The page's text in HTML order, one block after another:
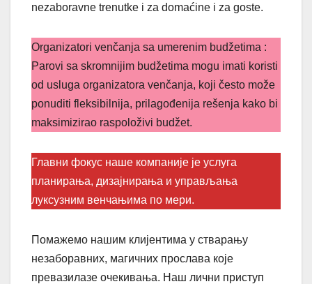
nezaboravne trenutke i za domaćine i za goste.
Organizatori venčanja sa umerenim budžetima :
Parovi sa skromnijim budžetima mogu imati koristi
od usluga organizatora venčanja, koji često može
ponuditi fleksibilnija, prilagođenija rešenja kako bi
maksimizirao raspoloživi budžet.
Главни фокус наше компаније је услуга
планирања, дизајнирања и управљања
луксузним венчањима по мери.
Помажемо нашим клијентима у стварању
незаборавних, магичних прослава које
превазилазе очекивања. Наш лични приступ